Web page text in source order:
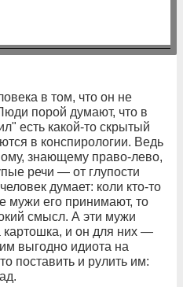
в том, что он не
порой думают, что в
есть какой-то скрытый
в конспирологии. Ведь
знающему право-лево,
речи — от глупости
думает: коли кто-то
мужи его принимают, то
смысл. А эти мужи
и он для них —
выгодно идиота на
поставить и рулить им: